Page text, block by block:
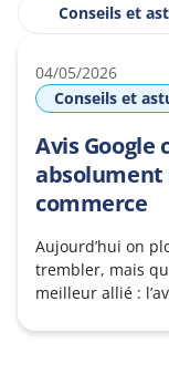
Conseils et
04/05/2026
Conseils et
Avis Google
absolument
commerce
Aujourd’hui on
trembler, mais
meilleur allié :
en pleine